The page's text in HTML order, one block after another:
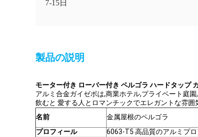
7-15日
製品の説明
モーター付き ローバー付き ペルゴラ ハードタップ
アルミ合金ガイゼボは,商業ホテル,プライベート庭
飲むと 愛する人とロマンチックでエレガントな雰
名前
金属屋根のペルゴラ
プロフィール
6063-T5 高品質のアルミプ